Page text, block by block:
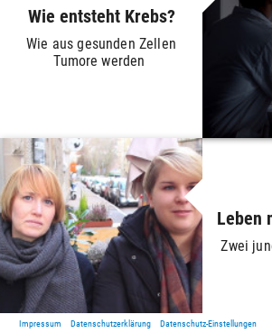
Wie entsteht Krebs?
Wie aus gesunden Zellen
Tumore werden
Leben
Zwei
Impressum Datenschutzerklärung Datenschutz-Einstellungen